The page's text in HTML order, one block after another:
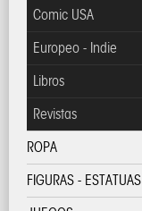
Comic USA
Europeo - Indie
Libros
Revistas
ROPA
FIGURAS - ESTATUAS